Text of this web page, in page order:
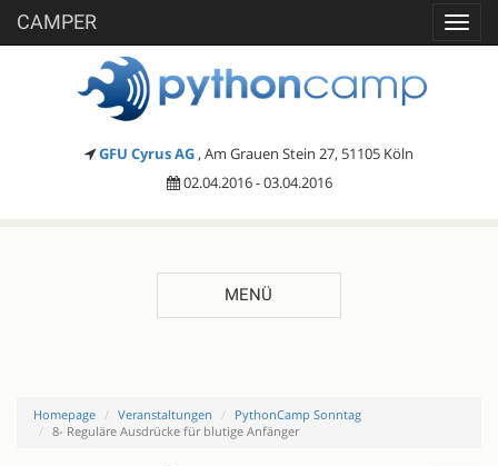
CAMPER
GFU Cyrus AG , Am Grauen Stein 27, 51105 Köln
02.04.2016 - 03.04.2016
MENÜ
Homepage Veranstaltungen
PythonCamp Sonntag
8- Reguläre Ausdrücke für blutige Anfänger